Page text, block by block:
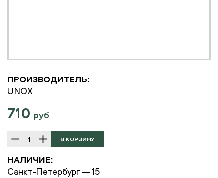
ПРОИЗВОДИТЕЛЬ:
UNOX
710 руб
НАЛИЧИЕ:
Санкт-Петербург — 15